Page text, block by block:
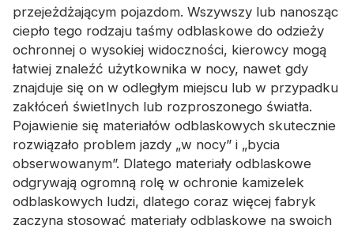
przejeżdżającym pojazdom. Wszywszy lub nanosząc
ciepło tego rodzaju taśmy odblaskowe do odzieży
ochronnej o wysokiej widoczności, kierowcy mogą
łatwiej znaleźć użytkownika w nocy, nawet gdy
znajduje się on w odległym miejscu lub w przypadku
zakłóceń świetlnych lub rozproszonego światła.
Pojawienie się materiałów odblaskowych skutecznie
rozwiązało problem jazdy „w nocy” i „bycia
obserwowanym”. Dlatego materiały odblaskowe
odgrywają ogromną rolę w ochronie kamizelek
odblaskowych ludzi, dlatego coraz więcej fabryk
zaczyna stosować materiały odblaskowe na swoich